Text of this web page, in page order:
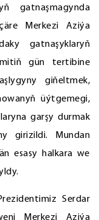
gatnaşmagynda
Merkezi Aziýa
gatnaşyklaryň
gün tertibine
giňeltmek,
üýtgemegi,
garşy durmak
girizildi. Mundan
esasy halkara we
Serdar
Merkezi Aziýa